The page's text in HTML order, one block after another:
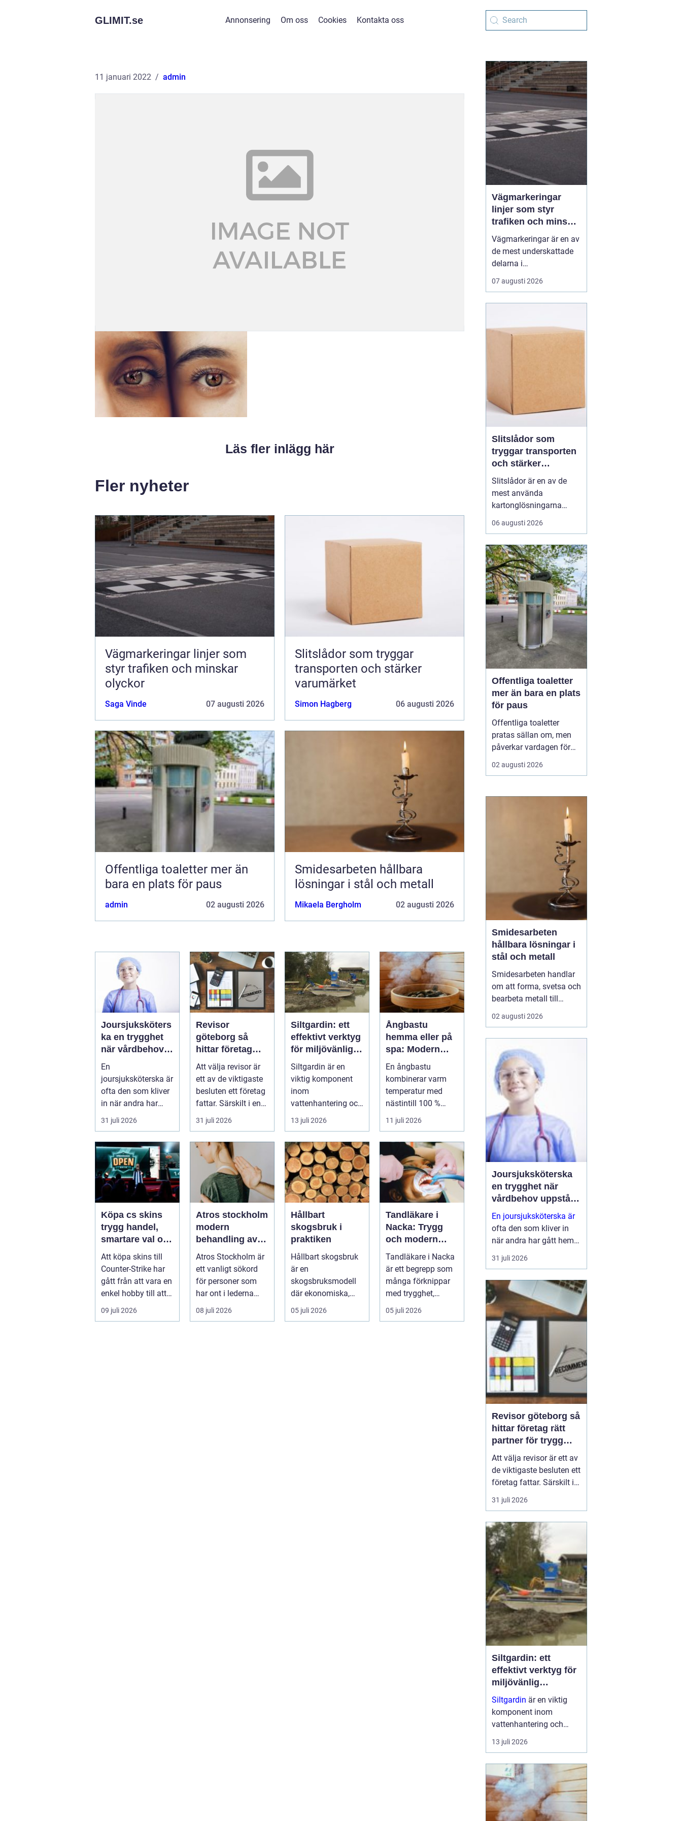
GLIMIT.se Annonsering Om oss Cookies Kontakta oss
11 januari 2022 admin
Läs fler inlägg här
Fler nyheter
Vägmarkeringar linjer som
styr trafiken och minskar
olyckor
Saga Vinde 07 augusti 2026
Slitslådor som tryggar
transporten och stärker
varumärket
Simon Hagberg 06 augusti 2026
Offentliga toaletter mer än
bara en plats för paus
admin 02 augusti 2026
Smidesarbeten hållbara
lösningar i stål och metall
Mikaela Bergholm 02 augusti 2026
Joursjuksköters
ka en trygghet
när vårdbehov
uppstår dygnet
runt
En
joursjuksköterska är
ofta den som kliver
in när andra har
gått hem för dagen.
Under sena
kvällar,...
31 juli 2026
Revisor
göteborg så
hittar företag
rätt partner för
trygg tillväxt
Att välja revisor är
ett av de viktigaste
besluten ett företag
fattar. Särskilt i en
företagsintensi...
31 juli 2026
Siltgardin: ett
effektivt verktyg
för miljövänlig
vattenhantering
Siltgardin är en
viktig komponent
inom
vattenhantering och
miljöskydd, särskilt i
verksamheter som
i...
13 juli 2026
Ångbastu
hemma eller på
spa: Modern
återhämtning
med uråldrig
En ångbastu
kombinerar varm
temperatur med
nästintill 100 %
luftfuktighet för att
sk...
11 juli 2026
Köpa cs skins
trygg handel,
smartare val och
bättre affärer
Att köpa skins till
Counter-Strike har
gått från att vara en
enkel hobby till att
bli en egen liten ...
09 juli 2026
Atros stockholm
modern
behandling av
ledbesvär i
huvudstaden
Atros Stockholm är
ett vanligt sökord
för personer som
har ont i lederna
och letar efter hjälp
i huv...
08 juli 2026
Hållbart
skogsbruk i
praktiken
Hållbart skogsbruk
är en
skogsbruksmodell
där ekonomiska,
ekologiska och
sociala värden vägs
05 juli 2026
Tandläkare i
Nacka: Trygg
och modern
tandvård nära
dig
Tandläkare i Nacka
är ett begrepp som
många förknippar
med trygghet,
modern tek...
05 juli 2026
Vägmarkeringar
linjer som styr
trafiken och minskar
olyckor
Vägmarkeringar är en av
de mest underskattade
delarna i
trafiksäkerheten. De
syns överallt, men märks
Tydliga linjer hjälper
förare, cyklister och
07 augusti 2026
Slitslådor som
tryggar transporten
och stärker
varumärket
Slitslådor är en av de
mest använda
kartonglösningarna
inom transport och
logistik, och många
leverantörer som
standardpack.se för att
säkra både kvalitet och
flexibilitet. En s...
06 augusti 2026
Offentliga toaletter
mer än bara en plats
för paus
Offentliga toaletter
pratas sällan om, men
påverkar vardagen för
nästan alla. När en stad,
park eller reseknut
toaletter begränsas
funktionsnedsättning
och långväga resenäre...
02 augusti 2026
Smidesarbeten
hållbara lösningar i
stål och metall
Smidesarbeten handlar
om att forma, svetsa och
bearbeta metall till
starka och hållbara
konstruktioner. Det kan
trappor till stora
stålkonstruktioner i
industrin. När smidet
utförs rätt får du
produkter som håller
länge, tål...
02 augusti 2026
Joursjuksköterska
en trygghet när
vårdbehov uppstår
dygnet runt
En joursjuksköterska är
ofta den som kliver in
när andra har gått hem
för dagen. Under sena
kvällar, nätter och helger
människor på
äldreboenden, LSS-
boenden, inom
socialpsykiatrin och i
ord...
31 juli 2026
Revisor göteborg så
hittar företag rätt
partner för trygg
tillväxt
Att välja revisor är ett av
de viktigaste besluten ett
företag fattar. Särskilt i
en företagsintensiv stad
som Göteborg, där allt
bolag till internationella
koncerner verkar sida vid
sida. En bra revisor gör
mer än att granska s...
31 juli 2026
Siltgardin: ett
effektivt verktyg för
miljövänlig
vattenhantering
Siltgardin är en viktig
komponent inom
vattenhantering och
miljöskydd, särskilt i
verksamheter som
sjögrävning. Dessa
barriärer hjälper till att
minska grumling och
sp...
13 juli 2026